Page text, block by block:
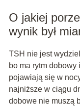
O jakiej
wynik był
TSH nie jest
bo ma rytm
pojawiają się w
najniższe w ciągu
dobowe nie muszą